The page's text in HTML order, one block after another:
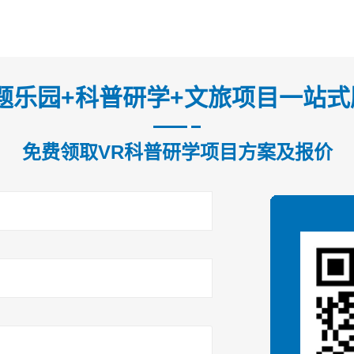
乐园+科普研学+文旅项目一站
免费领取VR科普研学项目方案及报价